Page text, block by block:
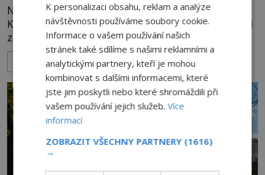
Na první pohled jde o obyčejný kus pergamenu.
Když se na něj ale podívají historici, kartografové i
záhadologové, začíná jedna z největších diskusí
moderní historie. Osmanský admirál Piri Reis roku
1513 kreslí mapu světa, která překvapuje
přesností pobřeží Afriky a Jižní Ameriky. Někteří v
ní vidí důkaz ztracené civilizace nebo dokonce
znalost Antarktidy dávno před jejím objevením.
Jiní tvrdí,
ZOBRAZIT VÍCE
K personalizaci obsahu, reklam a analýze
návštěvnosti používáme soubory cookie.
Informace o vašem používání našich
stránek také sdílíme s našimi reklamními a
analytickými partnery, kteří je mohou
kombinovat s dalšími informacemi, které
jste jim poskytli nebo které shromáždili při
vašem používání jejich služeb.Více
informací
ZOBRAZIT VŠECHNY PARTNERY (1616)
→